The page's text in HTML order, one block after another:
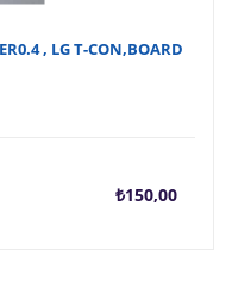
, LG T-CON,BOARD
₺150,00
Şu